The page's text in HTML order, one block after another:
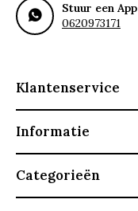
Stuur een App
0620973171
Klantenservice
Informatie
Categorieën